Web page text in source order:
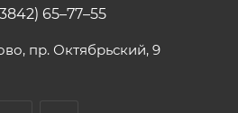
65–77–55
пр. Октябрьский, 9